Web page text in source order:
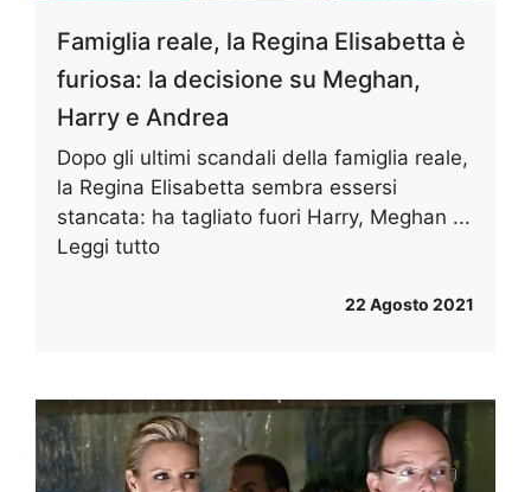
Famiglia reale, la Regina Elisabetta è
furiosa: la decisione su Meghan,
Harry e Andrea
Dopo gli ultimi scandali della famiglia reale,
la Regina Elisabetta sembra essersi
stancata: ha tagliato fuori Harry, Meghan ...
Leggi tutto
22 Agosto 2021